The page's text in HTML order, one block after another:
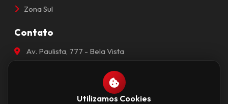
Zona Sul
Contato
Av. Paulista, 777 - Bela Vista
São Paulo, SP - 01311-914
contato@saopaulocapital.com.br
Utilizamos Cookies